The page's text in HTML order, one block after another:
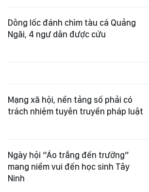
Dông lốc đánh chìm tàu cá Quảng
Ngãi, 4 ngư dân được cứu
Mạng xã hội, nền tảng số phải có
trách nhiệm tuyên truyền pháp luật
Ngày hội “Áo trắng đến trường”
mang niềm vui đến học sinh Tây
Ninh